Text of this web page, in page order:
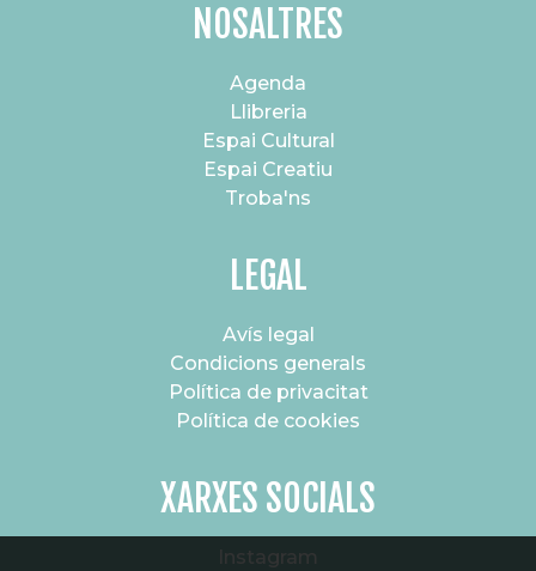
NOSALTRES
Agenda
Llibreria
Espai Cultural
Espai Creatiu
Troba'ns
LEGAL
Avís legal
Condicions generals
Política de privacitat
Política de cookies
XARXES SOCIALS